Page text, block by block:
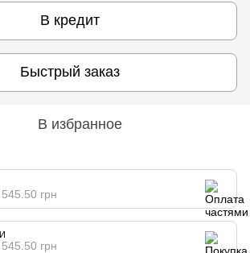
В кредит
Быстрый заказ
В избранное
грн
грн